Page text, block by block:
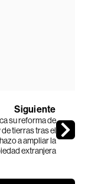
Siguiente
su reforma de
de tierras tras el
a ampliar la
extranjera